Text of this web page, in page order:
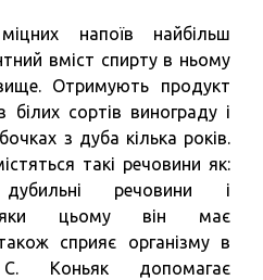
напоїв найбільш
вміст спирту в ньому
Отримують продукт
сортів винограду і
з дуба кілька років.
такі речовини як:
дубильні речовини і
цьому він має
сприяє організму в
С. Коньяк допомагає